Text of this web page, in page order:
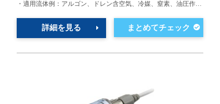
・適用流体例：アルゴン、ドレン含空気、冷媒、窒素、油圧作…
詳細を見る